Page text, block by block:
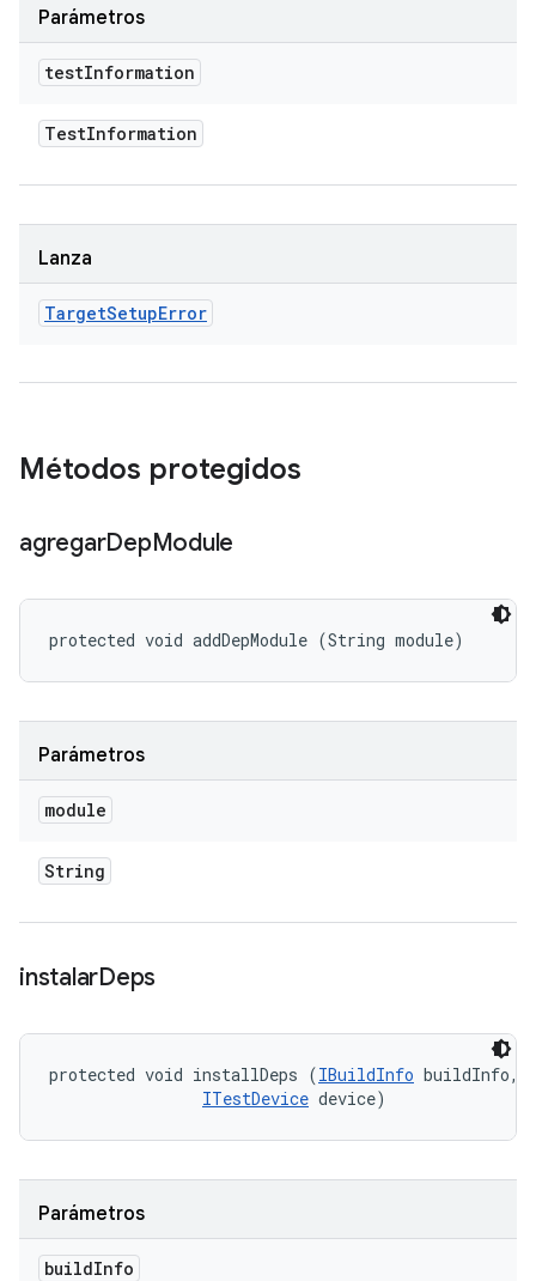
Parámetros
testInformation
TestInformation
Lanza
TargetSetupError
Métodos protegidos
agregarDepModule
protected void addDepModule (String module)
Parámetros
module
String
instalarDeps
protected void installDeps (IBuildInfo buildInfo,
ITestDevice device)
Parámetros
buildInfo